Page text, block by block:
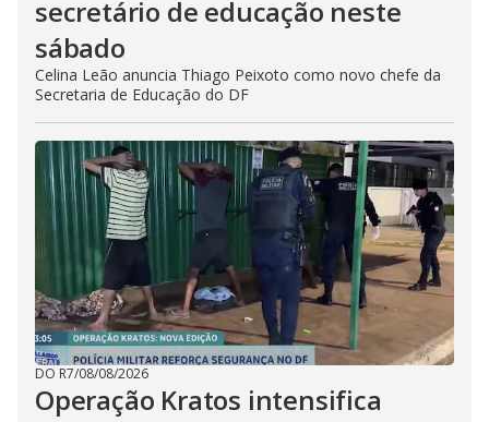
secretário de educação neste
sábado
Celina Leão anuncia Thiago Peixoto como novo chefe da
Secretaria de Educação do DF
DO R7/08/08/2026
Operação Kratos intensifica